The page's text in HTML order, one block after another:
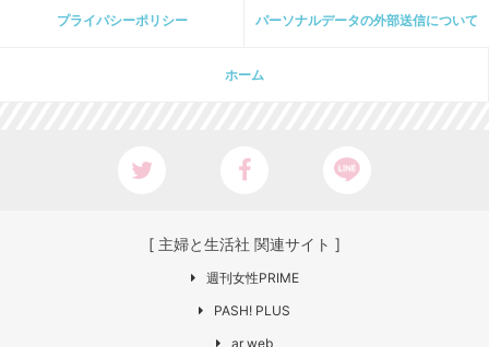
プライパシーポリシー パーソナルデータの外部送信について
ホーム
[ 主婦と生活社 関連サイト ]
週刊女性PRIME
PASH! PLUS
ar web